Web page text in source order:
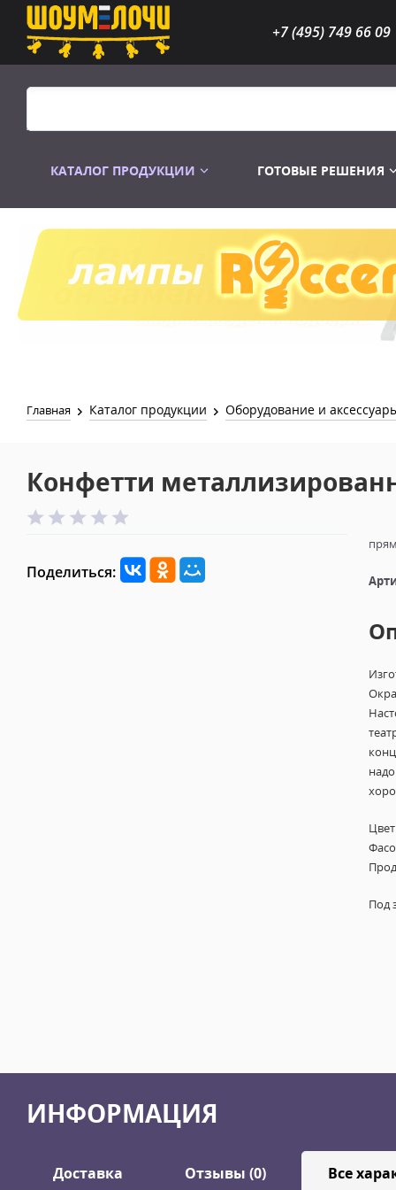
+7 (495) 749 66 09
КАТАЛОГ ПРОДУКЦИИ
Распродажа Лампы
ГОТОВЫЕ РЕШЕНИЯ
Главная Каталог продукции Оборудование и
Конфетти
Поделиться:
Под
ИНФОРМАЦИЯ
Доставка Отзывы (0) Все